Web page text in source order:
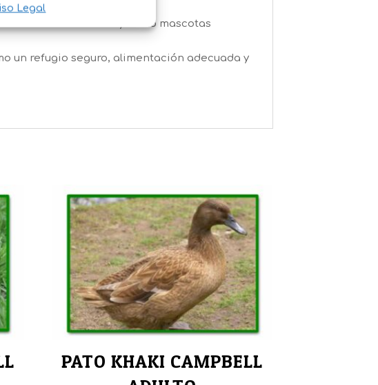
Legal
en exhibiciones y como mascotas
un refugio seguro, alimentación adecuada y
PATO KHAKI CAMPBELL